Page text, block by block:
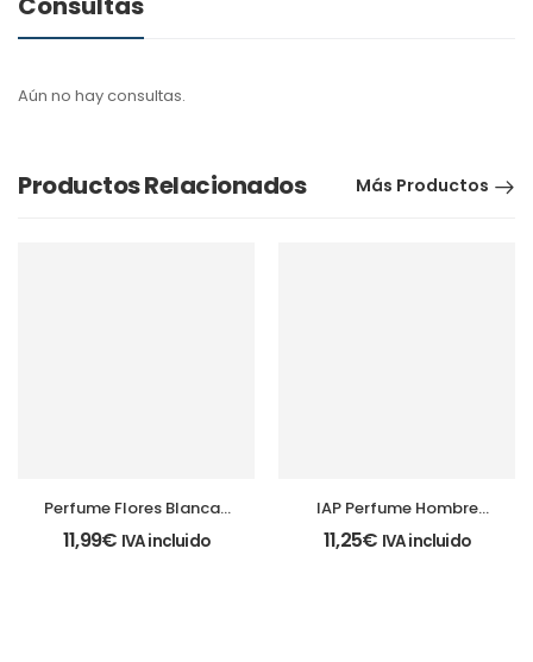
Aún no hay consultas.
Productos Relacionados Más Productos
Perfume Flores Blancas
150ml + Body Milk 230
ml.
11,99€ IVA incluido
IAP Perfume Hombre
150ml
11,25€ IVA incluido